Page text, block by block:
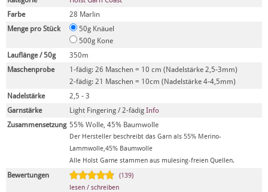
Farbe
28 Marlin
Menge pro Stück
50g Knäuel
500g Kone
Lauflänge / 50g
350m
Maschenprobe
1-fädig: 26 Maschen = 10 cm (Nadelstärke 2,5-3mm)
2-fädig: 21 Maschen = 10cm (Nadelstärke 4-4,5mm)
Nadelstärke
2,5 - 3
Garnstärke
Light Fingering / 2-fädig Info
Zusammensetzung 55% Wolle, 45% Baumwolle
Der Hersteller beschreibt das Garn als 55% Merino-
Lammwolle,45% Baumwolle
Alle Holst Garne stammen aus mulesing-freien Quellen.
Bewertungen
(139)
lesen / schreiben